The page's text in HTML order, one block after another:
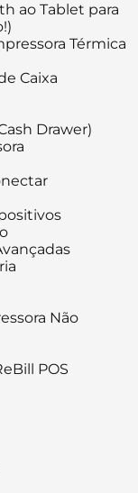
ao Tablet para
Térmica
Caixa
Drawer)
Não
POS